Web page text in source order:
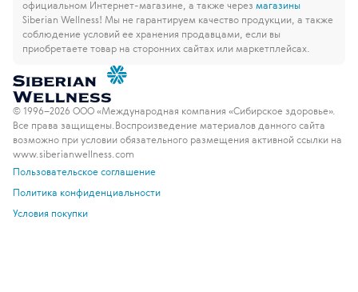
официальном Интернет-магазине, а также через магазины
Siberian Wellness! Мы не гарантируем качество продукции, а также
соблюдение условий ее хранения продавцами, если вы
приобретаете товар на сторонних сайтах или маркетплейсах.
© 1996–2026 ООО «Международная компания «Сибирское здоровье».
Все права защищены. Воспроизведение материалов данного сайта
возможно при условии обязательного размещения активной ссылки на
www.siberianwellness.com
Пользовательское соглашение
Политика конфиденциальности
Условия покупки